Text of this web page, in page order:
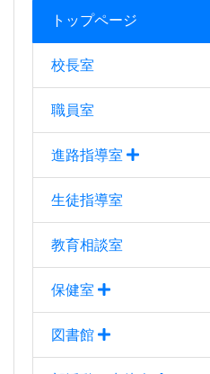
トップページ
校長室
職員室
進路指導室
生徒指導室
教育相談室
保健室
図書館